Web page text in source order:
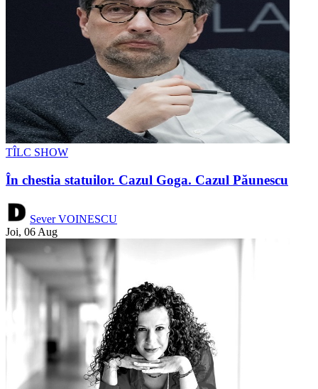
TÎLC SHOW
În chestia statuilor. Cazul Goga. Cazul Păunescu
Sever VOINESCU
Joi, 06 Aug